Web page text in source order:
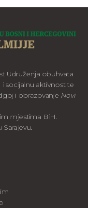
Udruženja obuhvata
socijalnu aktivnost te
i obrazovanje Novi
mjestima BiH.
Sarajevu.